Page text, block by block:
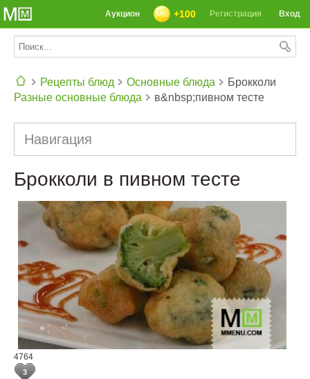
Вход
Регистрация
+100
Аукцион
Рецепты блюд
Основные блюда
Разные основные блюда
Брокколи
в&nbsp;пивном тесте
Навигация
Брокколи в пивном тесте
4764
3